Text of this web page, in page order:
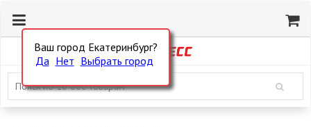
Ваш город Екатеринбург?
Да Нет Выбрать город